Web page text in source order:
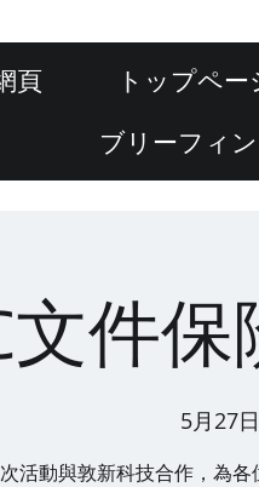
頁 トップペー
ブリーフィ
文件
5月27
活動與敦新科技合作，為